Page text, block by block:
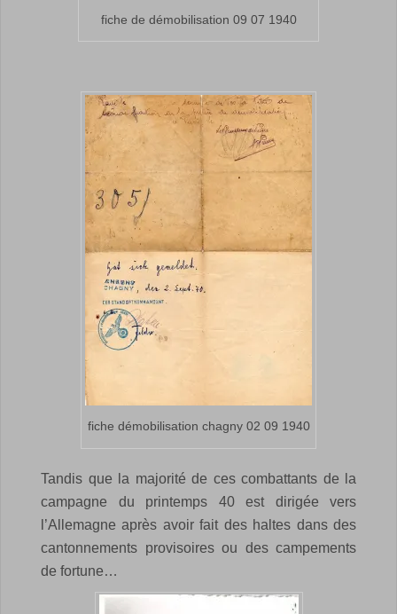
fiche de démobilisation 09 07 1940
fiche démobilisation chagny 02 09 1940
Tandis que la majorité de ces combattants de la
campagne du printemps 40 est dirigée vers
l’Allemagne après avoir fait des haltes dans des
cantonnements provisoires ou des campements
de fortune…